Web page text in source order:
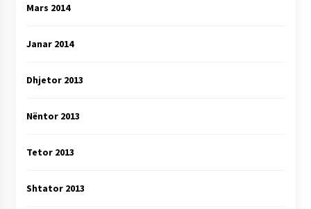
Mars 2014
Janar 2014
Dhjetor 2013
Nëntor 2013
Tetor 2013
Shtator 2013